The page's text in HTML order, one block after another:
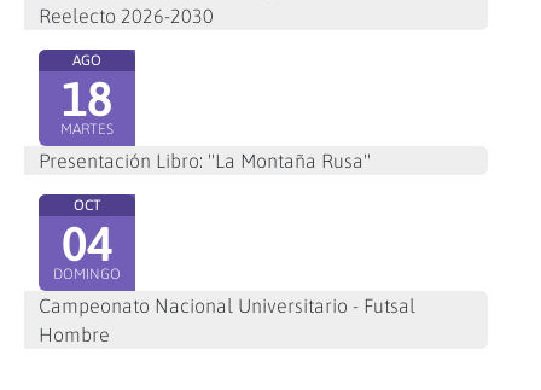
Reelecto 2026-2030
AGO
18
MARTES
Presentación Libro: "La Montaña Rusa"
OCT
04
DOMINGO
Campeonato Nacional Universitario - Futsal
Hombre